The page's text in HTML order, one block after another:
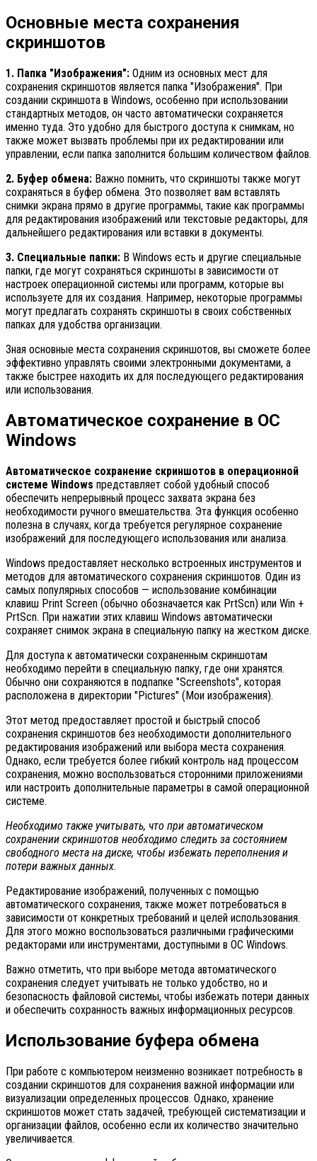
Основные места сохранения
скриншотов
1. Папка "Изображения": Одним из основных мест для
сохранения скриншотов является папка "Изображения". При
создании скриншота в Windows, особенно при использовании
стандартных методов, он часто автоматически сохраняется
именно туда. Это удобно для быстрого доступа к снимкам, но
также может вызвать проблемы при их редактировании или
управлении, если папка заполнится большим количеством файлов.
2. Буфер обмена: Важно помнить, что скриншоты также могут
сохраняться в буфер обмена. Это позволяет вам вставлять
снимки экрана прямо в другие программы, такие как программы
для редактирования изображений или текстовые редакторы, для
дальнейшего редактирования или вставки в документы.
3. Специальные папки: В Windows есть и другие специальные
папки, где могут сохраняться скриншоты в зависимости от
настроек операционной системы или программ, которые вы
используете для их создания. Например, некоторые программы
могут предлагать сохранять скриншоты в своих собственных
папках для удобства организации.
Зная основные места сохранения скриншотов, вы сможете более
эффективно управлять своими электронными документами, а
также быстрее находить их для последующего редактирования
или использования.
Автоматическое сохранение в ОС
Windows
Автоматическое сохранение скриншотов в операционной
системе Windows представляет собой удобный способ
обеспечить непрерывный процесс захвата экрана без
необходимости ручного вмешательства. Эта функция особенно
полезна в случаях, когда требуется регулярное сохранение
изображений для последующего использования или анализа.
Windows предоставляет несколько встроенных инструментов и
методов для автоматического сохранения скриншотов. Один из
самых популярных способов — использование комбинации
клавиш Print Screen (обычно обозначается как PrtScn) или Win +
PrtScn. При нажатии этих клавиш Windows автоматически
сохраняет снимок экрана в специальную папку на жестком диске.
Для доступа к автоматически сохраненным скриншотам
необходимо перейти в специальную папку, где они хранятся.
Обычно они сохраняются в подпапке "Screenshots", которая
расположена в директории "Pictures" (Мои изображения).
Этот метод предоставляет простой и быстрый способ
сохранения скриншотов без необходимости дополнительного
редактирования изображений или выбора места сохранения.
Однако, если требуется более гибкий контроль над процессом
сохранения, можно воспользоваться сторонними приложениями
или настроить дополнительные параметры в самой операционной
системе.
Необходимо также учитывать, что при автоматическом
сохранении скриншотов необходимо следить за состоянием
свободного места на диске, чтобы избежать переполнения и
потери важных данных.
Редактирование изображений, полученных с помощью
автоматического сохранения, также может потребоваться в
зависимости от конкретных требований и целей использования.
Для этого можно воспользоваться различными графическими
редакторами или инструментами, доступными в ОС Windows.
Важно отметить, что при выборе метода автоматического
сохранения следует учитывать не только удобство, но и
безопасность файловой системы, чтобы избежать потери данных
и обеспечить сохранность важных информационных ресурсов.
Использование буфера обмена
При работе с компьютером неизменно возникает потребность в
создании скриншотов для сохранения важной информации или
визуализации определенных процессов. Однако, хранение
скриншотов может стать задачей, требующей систематизации и
организации файлов, особенно если их количество значительно
увеличивается.